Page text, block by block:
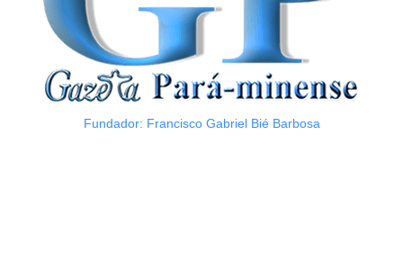
Fundador: Francisco Gabriel Bié Barbosa